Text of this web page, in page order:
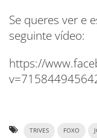
Se queres ver e
seguinte vídeo:
https://
TRIVES FOXO